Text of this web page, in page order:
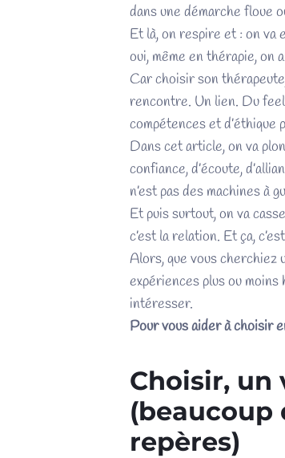
dans une démarche floue
Et là, on respire et : on va
oui, même en thérapie, on
Car choisir son
rencontre. Un lien. Du
compétences et
Dans cet article, on va
confiance, d’écoute,
n’est pas des machines à
Et puis surtout, on va
c’est la relation. Et ça,
Alors, que vous cherchiez
expériences plus ou
intéresser.
Pour vous aider à choisir
Choisir, un
(beaucoup
repères)